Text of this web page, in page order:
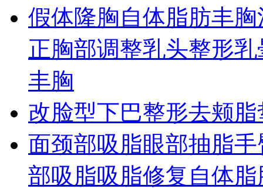
假体隆胸自体脂肪丰胸
正胸部调整乳头整形乳
丰胸
改脸型下巴整形去颊脂
面颈部吸脂眼部抽脂手
部吸脂吸脂修复 自体脂